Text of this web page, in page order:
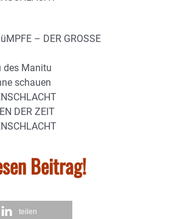
– DER GROSSE
des Manitu
schauen
DER ZEIT
Beitrag!
teilen